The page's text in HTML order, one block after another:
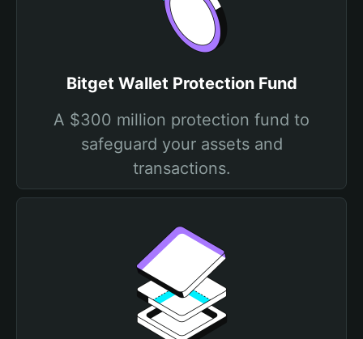
Bitget Wallet Protection Fund
A $300 million protection fund to
safeguard your assets and
transactions.